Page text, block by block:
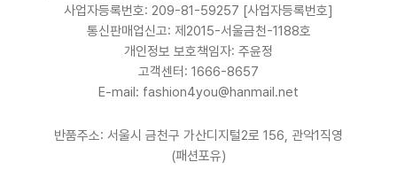
사업자등록번호: 209-81-59257 [사업자등록번호]
통신판매업신고: 제2015-서울금천-1188호
개인정보 보호책임자: 주윤정
고객센터: 1666-8657
E-mail: fashion4you@hanmail.net
반품주소: 서울시 금천구 가산디지털2로 156, 관악1직영
(패션포유)